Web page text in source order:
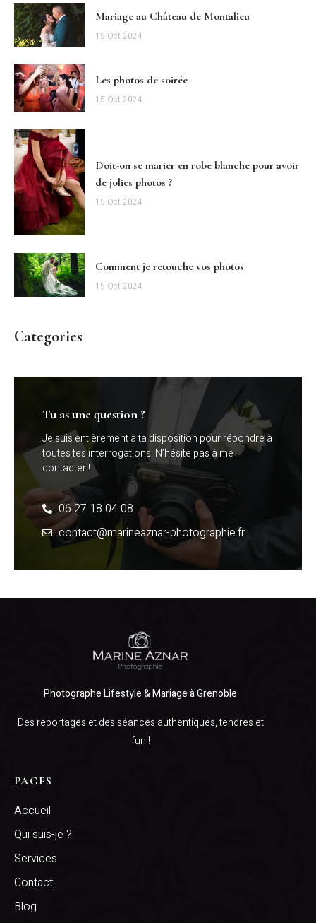
Mariage au Château de Montalieu
15 Oct 2024
Les photos de soirée
15 Oct 2024
Doit-on se marier en robe blanche pour avoir
de jolies photos ?
15 Oct 2024
Comment je retouche vos photos
15 Oct 2024
Categories
Tu as une question ?
Je suis entièrement à ta disposition pour répondre à
toutes tes interrogations. N’hésite pas à me
contacter !
06 27 18 04 08
contact@marineaznar-photographie.fr
Photographe Lifestyle & Mariage à Grenoble
Des reportages et des séances authentiques, tendres et
fun !
PAGES
Accueil
Qui suis-je ?
Services
Contact
Blog